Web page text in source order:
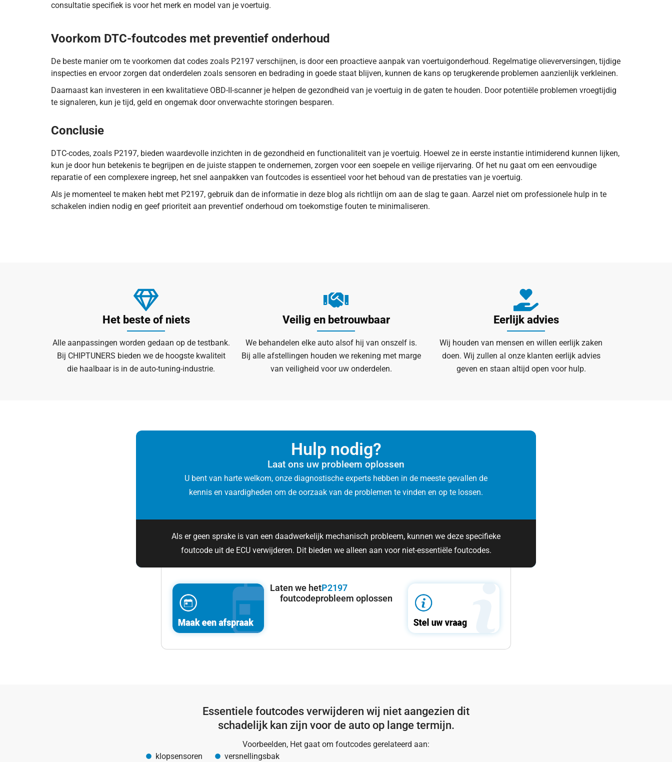
consultatie specifiek is voor het merk en model van je voertuig.
Voorkom DTC-foutcodes met preventief onderhoud
De beste manier om te voorkomen dat codes zoals P2197 verschijnen, is door een proactieve aanpak van voertuigonderhoud. Regelmatige olieverversingen, tijdige
inspecties en ervoor zorgen dat onderdelen zoals sensoren en bedrading in goede staat blijven, kunnen de kans op terugkerende problemen aanzienlijk verkleinen.
Daarnaast kan investeren in een kwalitatieve OBD-II-scanner je helpen de gezondheid van je voertuig in de gaten te houden. Door potentiële problemen vroegtijdig
te signaleren, kun je tijd, geld en ongemak door onverwachte storingen besparen.
Conclusie
DTC-codes, zoals P2197, bieden waardevolle inzichten in de gezondheid en functionaliteit van je voertuig. Hoewel ze in eerste instantie intimiderend kunnen lijken,
kun je door hun betekenis te begrijpen en de juiste stappen te ondernemen, zorgen voor een soepele en veilige rijervaring. Of het nu gaat om een eenvoudige
reparatie of een complexere ingreep, het snel aanpakken van foutcodes is essentieel voor het behoud van de prestaties van je voertuig.
Als je momenteel te maken hebt met P2197, gebruik dan de informatie in deze blog als richtlijn om aan de slag te gaan. Aarzel niet om professionele hulp in te
schakelen indien nodig en geef prioriteit aan preventief onderhoud om toekomstige fouten te minimaliseren.
Het beste of niets
Alle aanpassingen worden gedaan op de testbank.
Bij CHIPTUNERS bieden we de hoogste kwaliteit
die haalbaar is in de auto-tuning-industrie.
Veilig en betrouwbaar
We behandelen elke auto alsof hij van onszelf is.
Bij alle afstellingen houden we rekening met marge
van veiligheid voor uw onderdelen.
Eerlijk advies
Wij houden van mensen en willen eerlijk zaken
doen. Wij zullen al onze klanten eerlijk advies
geven en staan altijd open voor hulp.
Hulp nodig?
Laat ons uw probleem oplossen
U bent van harte welkom, onze diagnostische experts hebben in de meeste gevallen de
kennis en vaardigheden om de oorzaak van de problemen te vinden en op te lossen.
Als er geen sprake is van een daadwerkelijk mechanisch probleem, kunnen we deze specifieke
foutcode uit de ECU verwijderen. Dit bieden we alleen aan voor niet-essentiële foutcodes.
Laten we hetP2197
foutcodeprobleem oplossen
Essentiele foutcodes verwijderen wij niet aangezien dit
schadelijk kan zijn voor de auto op lange termijn.
Voorbeelden, Het gaat om foutcodes gerelateerd aan:
klopsensoren
versnellingsbak